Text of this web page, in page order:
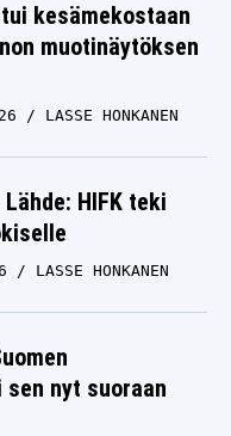
kesämekostaan
muotinäytöksen
LASSE HONKANEN
HIFK teki
LASSE HONKANEN
sen nyt suoraan